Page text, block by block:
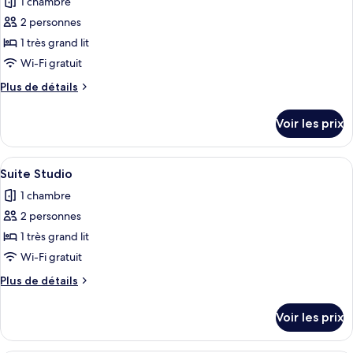
Cabane
Économique
les
photos
pour
ce
type
de
Studio
Confort
2 personnes
1 très grand lit
Wi-Fi gratuit
Plus de détails
Plus
le
type
de
Studio
Confort
Voir les prix
Afficher
toutes
les
photos
pour
ce
type
de
Suite
Studio
Une chambre confortable dans un
19
Suite Studio
1 chambre
2 personnes
1 très grand lit
Wi-Fi gratuit
Plus de détails
Plus
le
Voir les prix